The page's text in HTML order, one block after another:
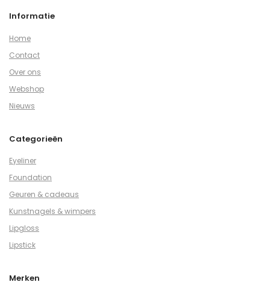
Informatie
Home
Contact
Over ons
Webshop
Nieuws
Categorieën
Eyeliner
Foundation
Geuren & cadeaus
Kunstnagels & wimpers
Lipgloss
Lipstick
Merken